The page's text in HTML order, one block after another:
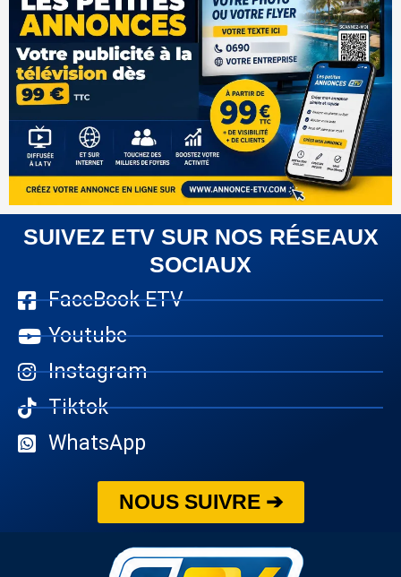
SUIVEZ ETV SUR NOS RÉSEAUX
SOCIAUX
FaceBook ETV
Youtube
Instagram
Tiktok
WhatsApp
NOUS SUIVRE ➔